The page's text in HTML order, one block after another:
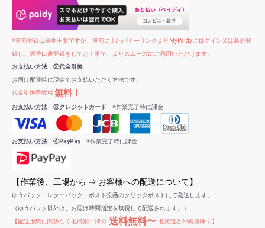
※事前登録は基本不要ですが、事前に上記バナーリンクよりMyPaidyにログイン又は新規登
録し、振替口座登録をしておく事で、よりスムーズにご利用いただけます。
お支払い方法 ②代金引換
お届け配達時に現金でお支払いただく方法です。
代金引換手数料無料！
お支払い方法 ③クレジットカード ※作業完了時に課金
お支払い方法 ④PayPay※作業完了時に課金
【作業後、工場から ⇒ お客様への配送について】
ゆうパック・レターパック・ポスト投函のクリックポストにて発送します。
（ゆうパック以外は、お届け時間指定を無視して配送されます。）
【配送形態に関係なく地域別一律の 送料無料〜 北海道と沖縄県除く】